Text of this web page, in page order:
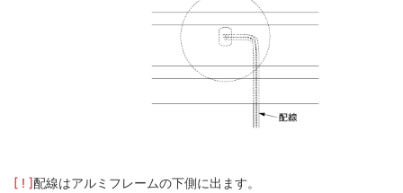
[ ! ]配線はアルミフレームの下側に出ます。